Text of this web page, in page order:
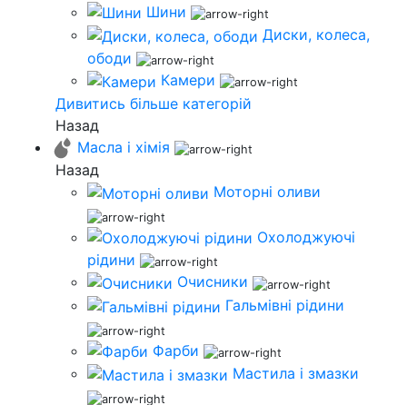
Шини
Диски, колеса,
ободи
Камери
Дивитись більше категорій
Назад
Масла і хімія
Назад
Моторні оливи
Охолоджуючі
рідини
Очисники
Гальмівні рідини
Фарби
Мастила і змазки